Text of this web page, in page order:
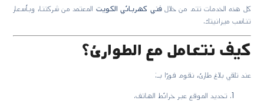
كل هذه الخدمات تتم من خلالفني كهربائي الكويت المعتمد من شركتنا، وبأسعار
تناسب ميزانيتك.
كيف نتعامل مع الطوارئ؟
عند تلقي بلاغ طارئ، نقوم فورًا بـ:
تحديد الموقع عبر خرائط الهاتف.